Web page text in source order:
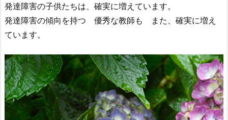
発達障害の子供たちは、確実に増えています。
発達障害の傾向を持つ 優秀な教師も また、確実に増え
ています。